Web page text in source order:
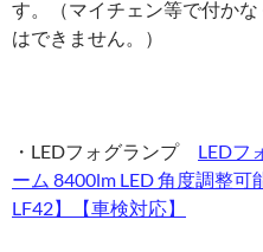
す。（マイチェン等で付か
はできません。）
・LEDフォグランプ LEDフ
ーム 8400lm LED 角度調整
LF42】【車検対応】